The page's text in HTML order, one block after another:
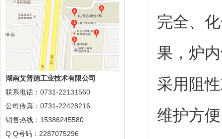
湖南艾普德工业技术有限公司
联系电话：0731-22131560
公司传真：0731-22428216
销售热线：15386245580
Q Q号码：2287075296
完全、
果，炉
采用阻
维护方